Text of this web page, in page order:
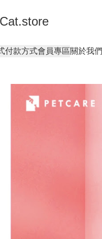
付款方式會員專區關於我們